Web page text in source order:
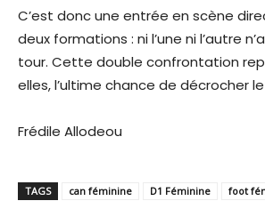
C’est donc une entrée en scène
deux formations : ni l’une ni l’autre
tour. Cette double confrontation
elles, l’ultime chance de décrocher
Frédile Allodeou
TAGS can féminine D1 Féminine foot